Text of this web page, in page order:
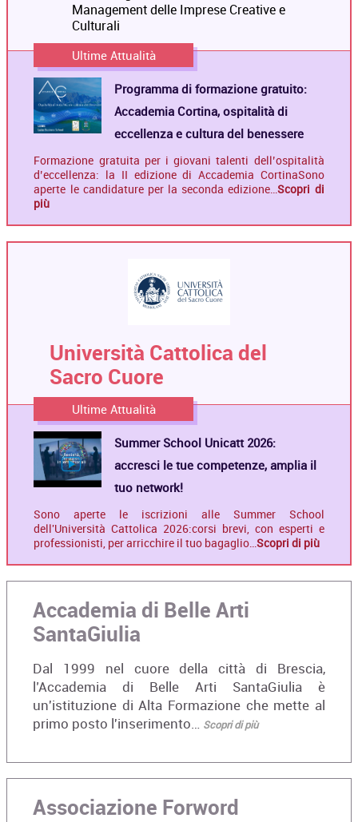
Management delle Imprese Creative e
Culturali
Ultime Attualità
Programma di formazione gratuito:
Accademia Cortina, ospitalità di
eccellenza e cultura del benessere
Formazione gratuita per i giovani talenti dell’ospitalità
d’eccellenza: la II edizione di Accademia CortinaSono
aperte le candidature per la seconda edizione…Scopri di
più
Università Cattolica del
Sacro Cuore
Ultime Attualità
Summer School Unicatt 2026:
accresci le tue competenze, amplia il
tuo network!
Sono aperte le iscrizioni alle Summer School
dell'Università Cattolica 2026:corsi brevi, con esperti e
professionisti, per arricchire il tuo bagaglio…Scopri di più
Accademia di Belle Arti
SantaGiulia
Dal 1999 nel cuore della città di Brescia,
l’Accademia di Belle Arti SantaGiulia è
un'istituzione di Alta Formazione che mette al
primo posto l'inserimento… Scopri di più
Associazione Forword